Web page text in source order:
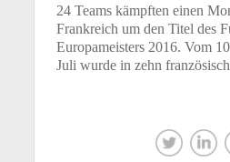
24 Teams kämpften einen
Frankreich um den Titel des
Europameisters 2016. Vom
Juli wurde in zehn